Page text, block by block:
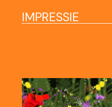
IMPRESSIE